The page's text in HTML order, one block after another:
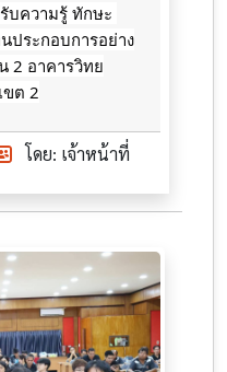
บความรู้ ทักษะ
ประกอบการอย่าง
2 อาคารวิทย
ขต 2
โดย: เจ้าหน้าที่